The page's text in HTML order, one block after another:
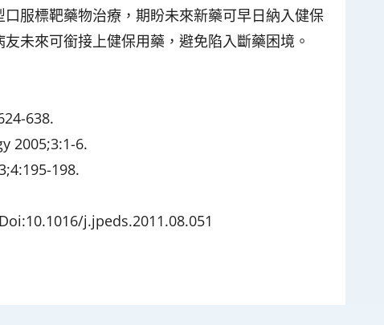
服標靶藥物治療，期盼未來新藥可早日納入健保
未來可銜接上健保用藥，避免陷入斷藥困境。
638.
2005;3:1-6.
198.
j.jpeds.2011.08.051